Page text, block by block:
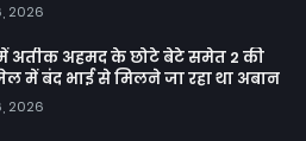
2026
अतीक अहमद के छोटे बेटे समेत 2 की
में बंद भाई से मिलने जा रहा था अबान
2026